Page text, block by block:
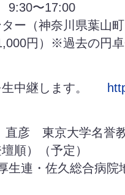
〜17:00
ー（神奈川県葉山
円）※過去の円
生中継します。
彦 東京大学名誉
順）（予定）
・佐久総合病院